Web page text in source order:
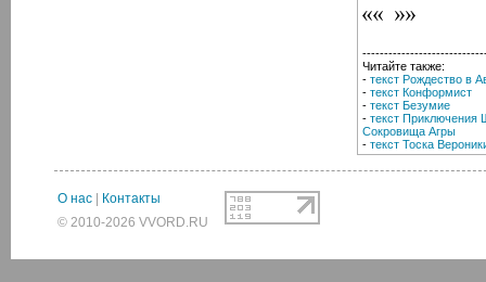
Читайте также:
- текст Рождество в
- текст Конформист
- текст Безумие
- текст Приключения
Сокровища Агры
- текст Тоска
О нас
Контакты
© 2010-2026 VVORD.RU